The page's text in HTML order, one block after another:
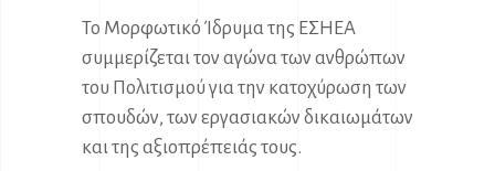
Το Μορφωτικό Ίδρυμα της ΕΣΗΕΑ
συμμερίζεται τον αγώνα των ανθρώπων
του Πολιτισμού για την κατοχύρωση των
σπουδών, των εργασιακών δικαιωμάτων
και της αξιοπρέπειάς τους.